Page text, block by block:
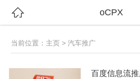
 oCPX
当前位置： 主页 > 汽车推广
百度信息流